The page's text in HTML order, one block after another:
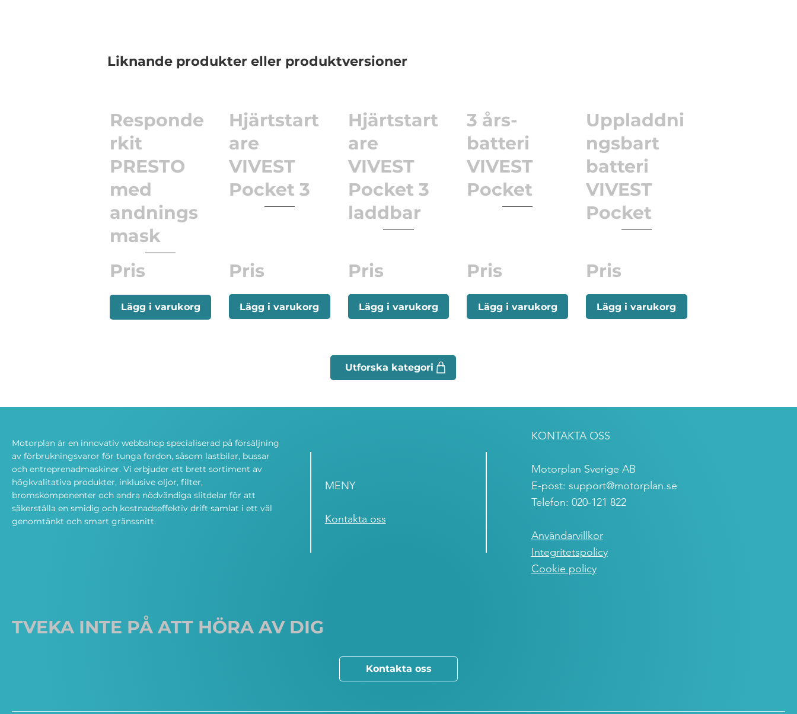
Liknande produkter eller produktversioner
Responde
rkit
PRESTO
med
andnings
mask
Pris
Lägg i varukorg
Hjärtstart
are
VIVEST
Pocket 3
Pris
Lägg i varukorg
Hjärtstart
are
VIVEST
Pocket 3
laddbar
Pris
Lägg i varukorg
3 års-
batteri
VIVEST
Pocket
Pris
Lägg i varukorg
Uppladdni
ngsbart
batteri
VIVEST
Pocket
Pris
Lägg i varukorg
Motorplan är en innovativ webbshop specialiserad på försäljning
av förbrukningsvaror för tunga fordon, såsom lastbilar, bussar
och entreprenadmaskiner. Vi erbjuder ett brett sortiment av
högkvalitativa produkter, inklusive oljor, filter,
bromskomponenter och andra nödvändiga slitdelar för att
säkerställa en smidig och kostnadseffektiv drift samlat i ett väl
genomtänkt och smart gränssnitt.
MENY
Kontakta oss
KONTAKTA OSS
Motorplan Sverige AB
E-post: support@motorplan.se
Telefon: 020-121 822
Användarvillkor
Integritetspolicy
Cookie policy
TVEKA INTE PÅ ATT HÖRA AV DIG
Kontakta oss